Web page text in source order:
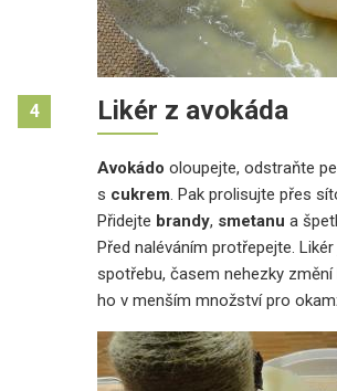
4 Likér z avokáda
Avokádo oloupejte, odstraňte
s cukrem. Pak prolisujte přes
Přidejte brandy, smetanu a
Před naléváním protřepejte.
spotřebu, časem nehezky změní
ho v menším množství pro